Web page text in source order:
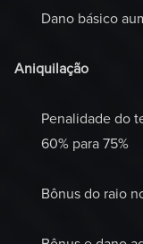
Dano básico
Aniquilação
Penalidade do
60% para 75%
Bônus do raio